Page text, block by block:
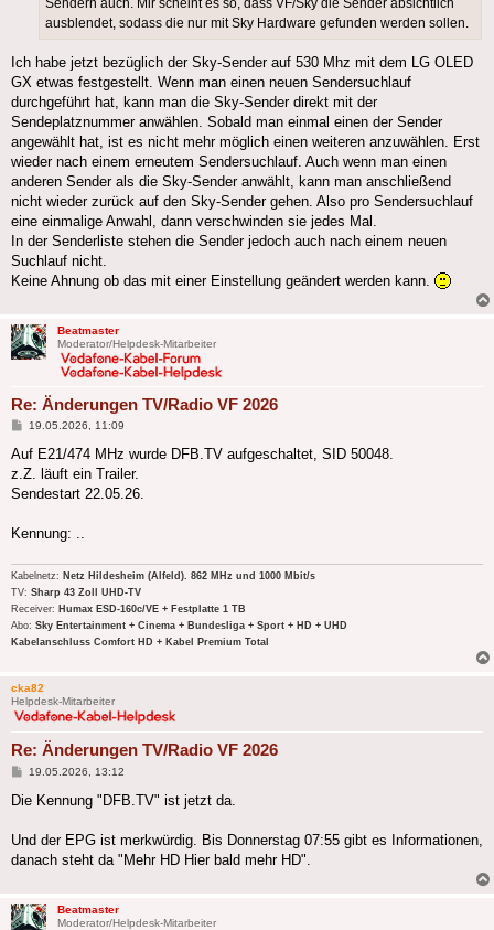
ausblendet, sodass die nur mit Sky Hardware gefunden werden sollen.
Ich habe jetzt bezüglich der Sky-Sender auf 530 Mhz mit dem LG OLED
GX etwas festgestellt. Wenn man einen neuen Sendersuchlauf
durchgeführt hat, kann man die Sky-Sender direkt mit der
Sendeplatznummer anwählen. Sobald man einmal einen der Sender
angewählt hat, ist es nicht mehr möglich einen weiteren anzuwählen. Erst
wieder nach einem erneutem Sendersuchlauf. Auch wenn man einen
anderen Sender als die Sky-Sender anwählt, kann man anschließend
nicht wieder zurück auf den Sky-Sender gehen. Also pro Sendersuchlauf
eine einmalige Anwahl, dann verschwinden sie jedes Mal.
In der Senderliste stehen die Sender jedoch auch nach einem neuen
Suchlauf nicht.
Keine Ahnung ob das mit einer Einstellung geändert werden kann.
Beatmaster
Moderator/Helpdesk-Mitarbeiter
Re: Änderungen TV/Radio VF 2026
Beitrag
19.05.2026, 11:09
Auf E21/474 MHz wurde DFB.TV aufgeschaltet, SID 50048.
z.Z. läuft ein Trailer.
Sendestart 22.05.26.
Kennung: ..
Kabelnetz: Netz Hildesheim (Alfeld). 862 MHz und 1000 Mbit/s
TV: Sharp 43 Zoll UHD-TV
Receiver: Humax ESD-160c/VE + Festplatte 1 TB
Abo: Sky Entertainment + Cinema + Bundesliga + Sport + HD + UHD
Kabelanschluss Comfort HD + Kabel Premium Total
cka82
Helpdesk-Mitarbeiter
Re: Änderungen TV/Radio VF 2026
Beitrag
19.05.2026, 13:12
Die Kennung "DFB.TV" ist jetzt da.
Und der EPG ist merkwürdig. Bis Donnerstag 07:55 gibt es Informationen,
danach steht da "Mehr HD Hier bald mehr HD".
Beatmaster
Moderator/Helpdesk-Mitarbeiter